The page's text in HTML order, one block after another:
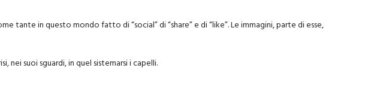
tante in questo mondo fatto di “social” di “share” e di “like”. Le immagini, parte di esse,
nei suoi sguardi, in quel sistemarsi i capelli.